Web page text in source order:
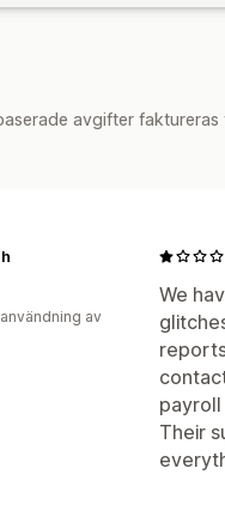
avgifter faktureras
We
Their
av